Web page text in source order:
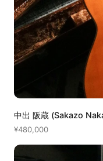
中出 阪蔵 (Sakazo
¥480,000